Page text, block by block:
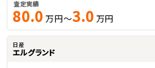
査定実績
80.0 万円～3.0 万円
日産
エルグランド